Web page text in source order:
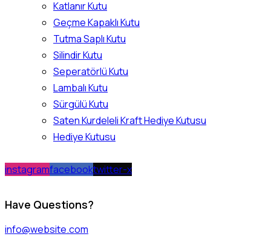
Katlanır Kutu
Geçme Kapaklı Kutu
Tutma Saplı Kutu
Silindir Kutu
Seperatörlü Kutu
Lambalı Kutu
Sürgülü Kutu
Saten Kurdeleli Kraft Hediye Kutusu
Hediye Kutusu
instagramfacebooktwitter-x
Have Questions?
info@website.com